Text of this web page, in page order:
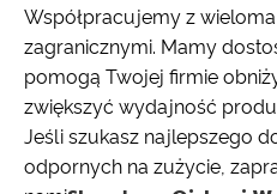
Współpracujemy z
zagranicznymi. Mamy
pomogą Twojej firmie
zwiększyć wydajność
Jeśli szukasz najlepszego
odpornych na zużycie,